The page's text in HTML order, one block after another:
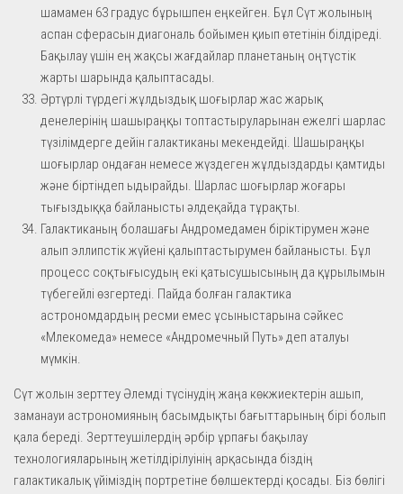
шамамен 63 градус бұрышпен еңкейген. Бұл Сүт жолының
аспан сферасын диагональ бойымен қиып өтетінін білдіреді.
Бақылау үшін ең жақсы жағдайлар планетаның оңтүстік
жарты шарында қалыптасады.
Әртүрлі түрдегі жұлдыздық шоғырлар жас жарық
денелерінің шашыраңқы топтастыруларынан ежелгі шарлас
түзілімдерге дейін галактиканы мекендейді. Шашыраңқы
шоғырлар ондаған немесе жүздеген жұлдыздарды қамтиды
және біртіндеп ыдырайды. Шарлас шоғырлар жоғары
тығыздыққа байланысты әлдеқайда тұрақты.
Галактиканың болашағы Андромедамен біріктірумен және
алып эллипстік жүйені қалыптастырумен байланысты. Бұл
процесс соқтығысудың екі қатысушысының да құрылымын
түбегейлі өзгертеді. Пайда болған галактика
астрономдардың ресми емес ұсыныстарына сәйкес
«Млекомеда» немесе «Андромечный Путь» деп аталуы
мүмкін.
Сүт жолын зерттеу Әлемді түсінудің жаңа көкжиектерін ашып,
заманауи астрономияның басымдықты бағыттарының бірі болып
қала береді. Зерттеушілердің әрбір ұрпағы бақылау
технологияларының жетілдірілуінің арқасында біздің
галактикалық үйіміздің портретіне бөлшектерді қосады. Біз бөлігі